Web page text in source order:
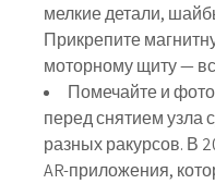
мелкие детали,
Прикрепите
моторному щиту —
Помечайте и
перед снятием узла
разных ракурсов. В
AR-приложения,